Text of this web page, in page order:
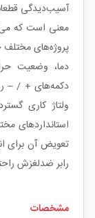
آسیب‌دیدگی
معنی است که
پروژه‌های
دما، وضعیت
دکمه‌های + / –
استانداردهای
تعویض آن برای
رابر ضدلغزش
مشخصات